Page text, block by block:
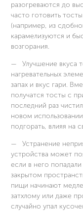
разогреваются до
часто готовить
(например, из
карамелизуются и
возгорания.
Улучшение вкуса
нагревательных
запах и вкус гари.
получатся тосты с
последний раз
новом
подгорать, влияя на
Устранение
устройства может
если в него
закрытом
пищи начинают
затхлому или даже
случайно упал